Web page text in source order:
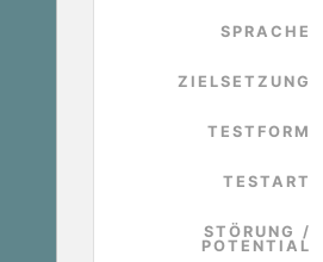
SPRACHE
ZIELSETZUNG
TESTFORM
TESTART
STÖRUNG /
POTENTIAL